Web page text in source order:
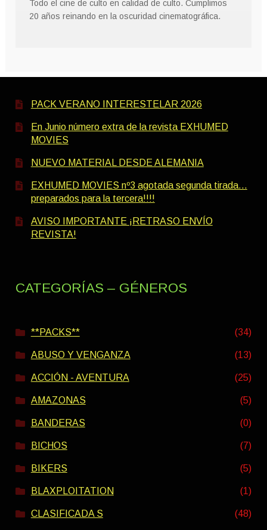
Todo el cine de culto en calidad de culto. Cumplimos
20 años reinando en la oscuridad cinematográfica.
PACK VERANO INTERESTELAR 2026
En Junio número extra de la revista EXHUMED
MOVIES
NUEVO MATERIAL DESDE ALEMANIA
EXHUMED MOVIES nº3 agotada segunda tirada…
preparados para la tercera!!!!
AVISO IMPORTANTE ¡RETRASO ENVÍO
REVISTA!
CATEGORÍAS – GÉNEROS
**PACKS** (34)
ABUSO Y VENGANZA (13)
ACCIÓN - AVENTURA (25)
AMAZONAS (5)
BANDERAS (0)
BICHOS (7)
BIKERS (5)
BLAXPLOITATION (1)
CLASIFICADA S (48)